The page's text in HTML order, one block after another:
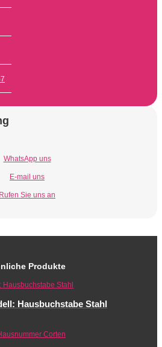
WhatsApp uns
E-mail uns
Rufen Sie uns an
Produkte
Hausbuchstabe Stahl